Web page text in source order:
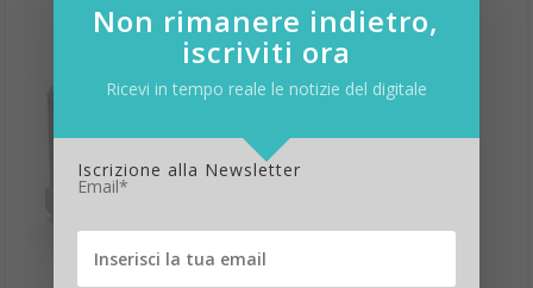
Non rimanere indietro,
iscriviti ora
Ricevi in tempo reale le notizie del digitale
Iscrizione alla Newsletter
Email*